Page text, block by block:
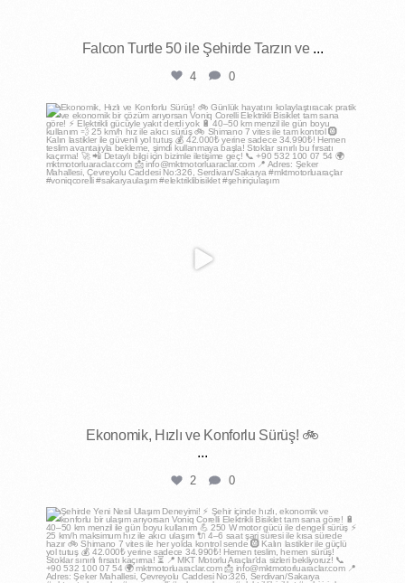
Falcon Turtle 50 ile Şehirde Tarzın ve ...
4 0
mktmotorluaraclar
Nis 30
Ekonomik, Hızlı ve Konforlu Sürüş! 🚲
...
2 0
mktmotorluaraclar
Nis 30